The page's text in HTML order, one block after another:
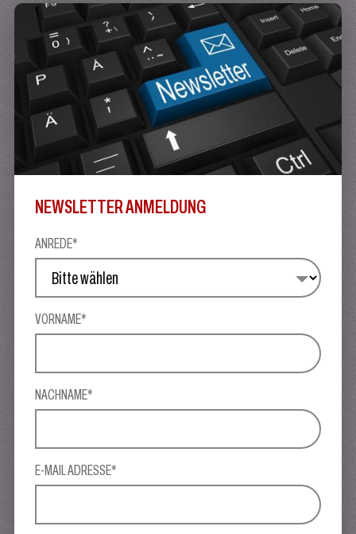
NEWSLETTER ANMELDUNG
ANREDE*
VORNAME*
NACHNAME*
E-MAIL ADRESSE*